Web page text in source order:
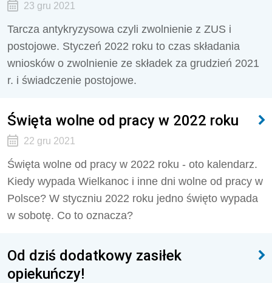
23 gru 2021
Tarcza antykryzysowa czyli zwolnienie z ZUS i
postojowe. Styczeń 2022 roku to czas składania
wniosków o zwolnienie ze składek za grudzień 2021
r. i świadczenie postojowe.
Święta wolne od pracy w 2022 roku
22 gru 2021
Święta wolne od pracy w 2022 roku - oto kalendarz.
Kiedy wypada Wielkanoc i inne dni wolne od pracy w
Polsce? W styczniu 2022 roku jedno święto wypada
w sobotę. Co to oznacza?
Od dziś dodatkowy zasiłek
opiekuńczy!